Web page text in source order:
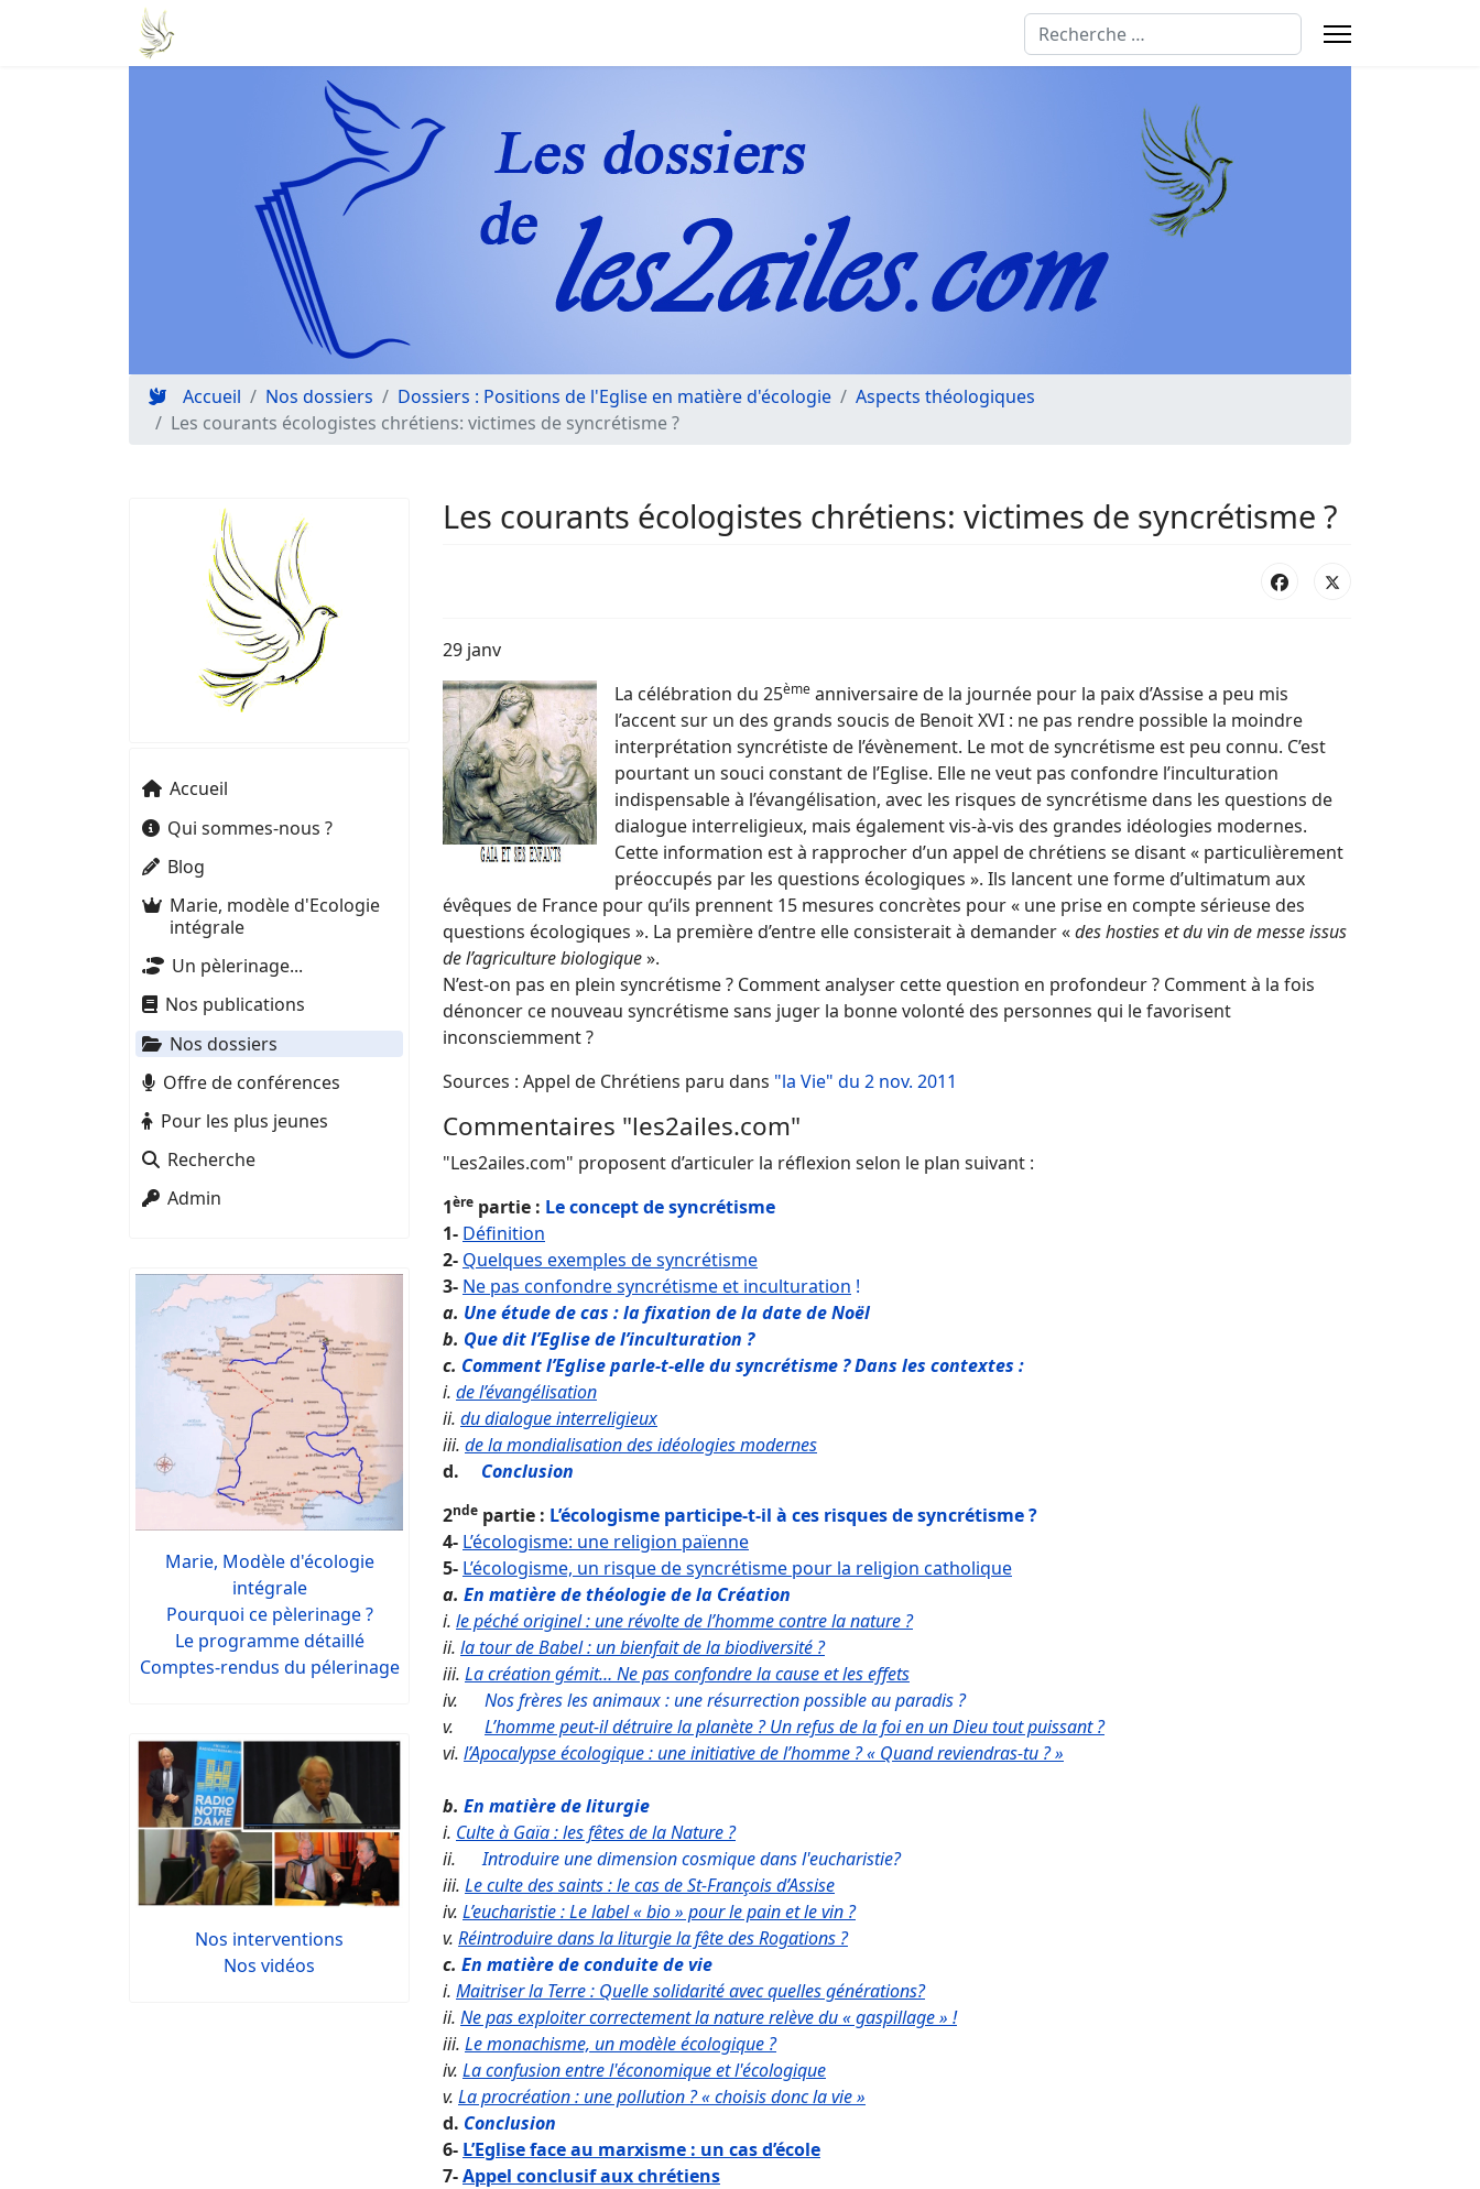
Rechercher
Accueil Nos dossiers Dossiers : Positions de l'Eglise en matière d'écologie
Aspects théologiques
Les courants écologistes chrétiens: victimes de syncrétisme ?
Accueil
Qui sommes-nous ?
Blog
Marie, modèle d'Ecologie
intégrale
Un pèlerinage...
Nos publications
Nos dossiers
Offre de conférences
Pour les plus jeunes
Recherche
Admin
Marie, Modèle d'écologie
intégrale
Pourquoi ce pèlerinage ?
Le programme détaillé
Comptes-rendus du pélerinage
Nos interventions
Nos vidéos
Les courants écologistes chrétiens: victimes de syncrétisme ?
29 janv
La célébration du 25ème anniversaire de la journée pour la paix d’Assise a peu mis
l’accent sur un des grands soucis de Benoit XVI : ne pas rendre possible la moindre
interprétation syncrétiste de l’évènement. Le mot de syncrétisme est peu connu. C’est
pourtant un souci constant de l’Eglise. Elle ne veut pas confondre l’inculturation
indispensable à l’évangélisation, avec les risques de syncrétisme dans les questions de
dialogue interreligieux, mais également vis-à-vis des grandes idéologies modernes.
Cette information est à rapprocher d’un appel de chrétiens se disant « particulièrement
préoccupés par les questions écologiques ». Ils lancent une forme d’ultimatum aux
évêques de France pour qu’ils prennent 15 mesures concrètes pour « une prise en compte sérieuse des
questions écologiques ». La première d’entre elle consisterait à demander «des hosties et du vin de messe issus
de l’agriculture biologique».
N’est-on pas en plein syncrétisme ? Comment analyser cette question en profondeur ? Comment à la fois
dénoncer ce nouveau syncrétisme sans juger la bonne volonté des personnes qui le favorisent
inconsciemment ?
Sources : Appel de Chrétiens paru dans "la Vie" du 2 nov. 2011
Commentaires "les2ailes.com"
"Les2ailes.com" proposent d’articuler la réflexion selon le plan suivant :
1ère partie : Le concept de syncrétisme
1- Définition
2- Quelques exemples de syncrétisme
3- Ne pas confondre syncrétisme et inculturation !
a. Une étude de cas : la fixation de la date de Noël
b. Que dit l’Eglise de l’inculturation ?
c. Comment l’Eglise parle-t-elle du syncrétisme ? Dans les contextes :
i. de l’évangélisation
ii. du dialogue interreligieux
iii. de la mondialisation des idéologies modernes
d. Conclusion
2nde partie : L’écologisme participe-t-il à ces risques de syncrétisme ?
4- L’écologisme: une religion païenne
5- L’écologisme, un risque de syncrétisme pour la religion catholique
a. En matière de théologie de la Création
i. le péché originel : une révolte de l’homme contre la nature ?
ii. la tour de Babel : un bienfait de la biodiversité ?
iii. La création gémit… Ne pas confondre la cause et les effets
iv. Nos frères les animaux : une résurrection possible au paradis ?
v. L’homme peut-il détruire la planète ? Un refus de la foi en un Dieu tout puissant ?
vi. l’Apocalypse écologique : une initiative de l’homme ? « Quand reviendras-tu ? »
b. En matière de liturgie
i. Culte à Gaïa : les fêtes de la Nature ?
ii.Introduire une dimension cosmique dans l'eucharistie?
iii. Le culte des saints : le cas de St-François d’Assise
iv. L’eucharistie : Le label « bio » pour le pain et le vin ?
v. Réintroduire dans la liturgie la fête des Rogations ?
c. En matière de conduite de vie
i. Maitriser la Terre : Quelle solidarité avec quelles générations?
ii. Ne pas exploiter correctement la nature relève du « gaspillage » !
iii. Le monachisme, un modèle écologique ?
iv. La confusion entre l'économique et l'écologique
v. La procréation : une pollution ? « choisis donc la vie »
d. Conclusion
6- L’Eglise face au marxisme : un cas d’école
7-Appel conclusif aux chrétiens